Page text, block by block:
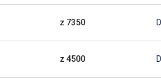
z 7350
z 4500